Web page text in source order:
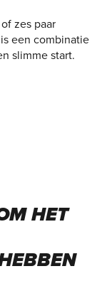
zes paar
een combinatie
slimme start.
HET